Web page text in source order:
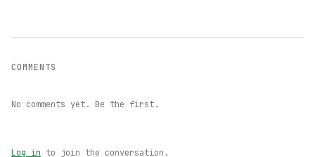
COMMENTS
No comments yet. Be the first.
Log in to join the conversation.